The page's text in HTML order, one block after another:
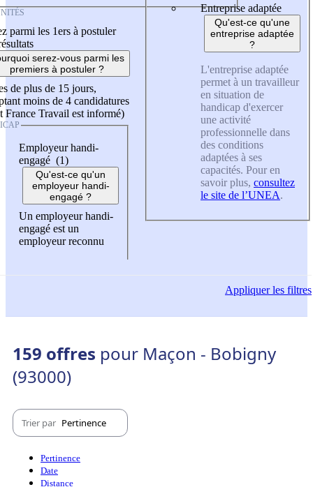
parmi les 1ers à postuler
serez-vous parmi les
premiers à postuler ?
de plus de 15 jours,
moins de 4 candidatures
France Travail est informé)
Employeur handi-
engagé (1)
Qu'est-ce qu'un
employeur handi-
engagé ?
Un employeur handi-
engagé est un
employeur reconnu
Entreprise adaptée
Qu'est-ce qu'une
entreprise adaptée
?
L'entreprise adaptée
permet à un travailleur
en situation de
handicap d'exercer
une activité
professionnelle dans
des conditions
adaptées à ses
capacités. Pour en
savoir plus, consultez
le site de l’UNEA.
Appliquerles filtres
159 offres pour Maçon - Bobigny
(93000)
Trier par Pertinence
Pertinence
Date
Distance